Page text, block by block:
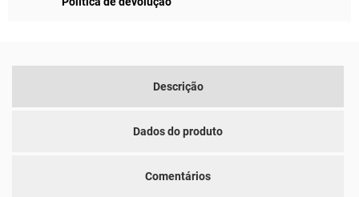
Descrição
Dados do produto
Comentários